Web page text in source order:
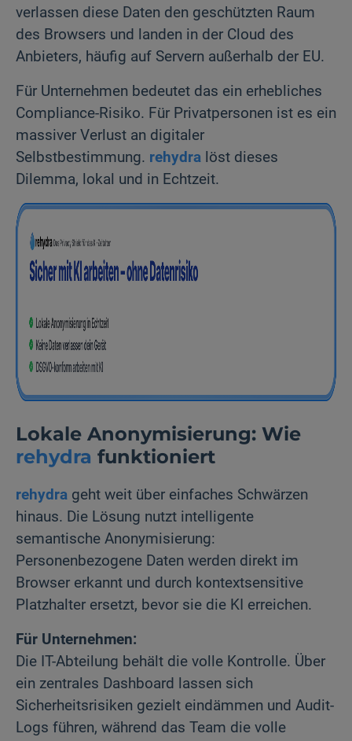
verlassen diese Daten den geschützten Raum
des Browsers und landen in der Cloud des
Anbieters, häufig auf Servern außerhalb der EU.
Für Unternehmen bedeutet das ein erhebliches
Compliance-Risiko. Für Privatpersonen ist es ein
massiver Verlust an digitaler
Selbstbestimmung. rehydra löst dieses
Dilemma, lokal und in Echtzeit.
Lokale Anonymisierung: Wie
rehydra funktioniert
rehydra geht weit über einfaches Schwärzen
hinaus. Die Lösung nutzt intelligente
semantische Anonymisierung:
Personenbezogene Daten werden direkt im
Browser erkannt und durch kontextsensitive
Platzhalter ersetzt, bevor sie die KI erreichen.
Für Unternehmen:
Die IT-Abteilung behält die volle Kontrolle. Über
ein zentrales Dashboard lassen sich
Sicherheitsrisiken gezielt eindämmen und Audit-
Logs führen, während das Team die volle